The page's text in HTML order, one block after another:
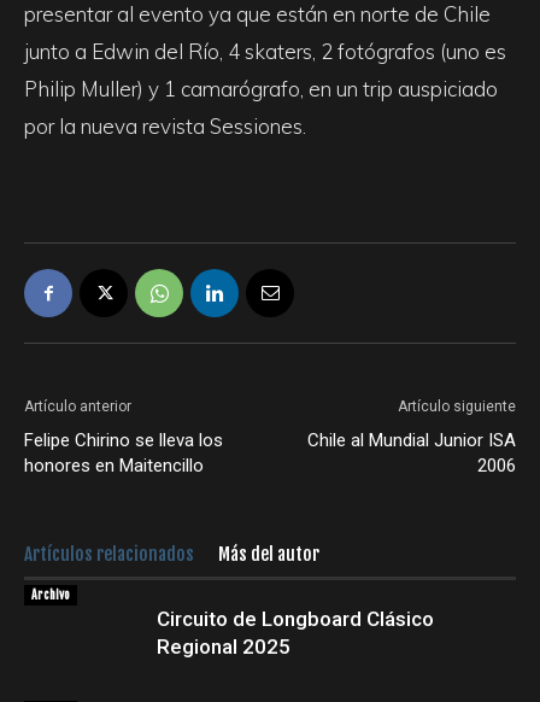
presentar al evento ya que están en norte de Chile
junto a Edwin del Río, 4 skaters, 2 fotógrafos (uno es
Philip Muller) y 1 camarógrafo, en un trip auspiciado
por la nueva revista Sessiones.
Artículo anterior
Felipe Chirino se lleva los
honores en Maitencillo
Artículo siguiente
Chile al Mundial Junior ISA
2006
Artículos relacionados Más del autor
Archivo
Circuito de Longboard Clásico
Regional 2025